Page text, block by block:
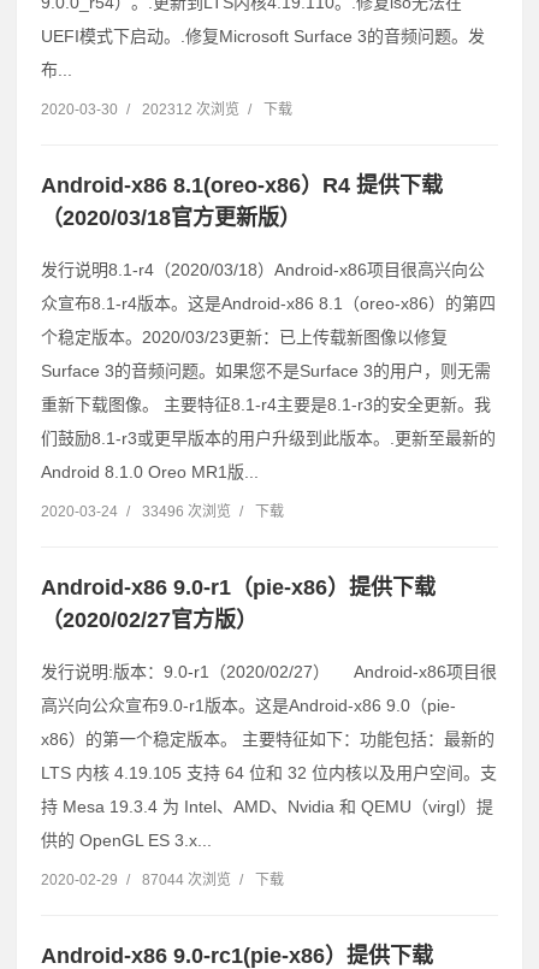
UEFI模式下启动。.修复Microsoft Surface 3的音频问题。发
布...
2020-03-30 / 202312 次浏览 / 下载
Android-x86 8.1(oreo-x86）R4 提供下载
（2020/03/18官方更新版）
发行说明8.1-r4（2020/03/18）Android-x86项目很高兴向公
众宣布8.1-r4版本。这是Android-x86 8.1（oreo-x86）的第四
个稳定版本。2020/03/23更新：已上传载新图像以修复
Surface 3的音频问题。如果您不是Surface 3的用户，则无需
重新下载图像。 主要特征8.1-r4主要是8.1-r3的安全更新。我
们鼓励8.1-r3或更早版本的用户升级到此版本。.更新至最新的
Android 8.1.0 Oreo MR1版...
2020-03-24 / 33496 次浏览 / 下载
Android-x86 9.0-r1（pie-x86）提供下载
（2020/02/27官方版）
发行说明:版本：9.0-r1（2020/02/27） Android-x86项目很
高兴向公众宣布9.0-r1版本。这是Android-x86 9.0（pie-
x86）的第一个稳定版本。 主要特征如下：功能包括：最新的
LTS 内核 4.19.105 支持 64 位和 32 位内核以及用户空间。支
持 Mesa 19.3.4 为 Intel、AMD、Nvidia 和 QEMU（virgl）提
供的 OpenGL ES 3.x...
2020-02-29 / 87044 次浏览 / 下载
Android-x86 9.0-rc1(pie-x86）提供下载